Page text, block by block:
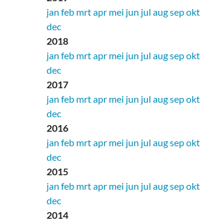
jan feb mrtapr mei jun jul augsepokt
dec
2018
jan feb mrtapr mei jun jul augsepokt
dec
2017
jan feb mrtapr mei jun jul augsepokt
dec
2016
jan feb mrtapr mei jun jul augsepokt
dec
2015
jan feb mrtapr mei jun jul augsepokt
dec
2014